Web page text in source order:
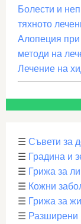
Болести и
тяхното
Алопеция при
методи на
Лечение на
☰ Съвети за
☰ Градина и
☰ Грижа за
☰ Кожни
☰ Грижа за
☰ Разширени